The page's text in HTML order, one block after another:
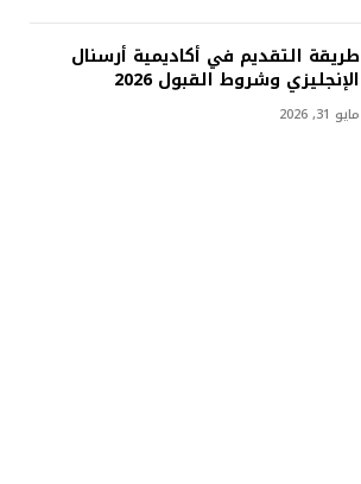
طريقة التقديم في أكاديمية أرسنال
الإنجليزي وشروط القبول 2026
مايو 31, 2026